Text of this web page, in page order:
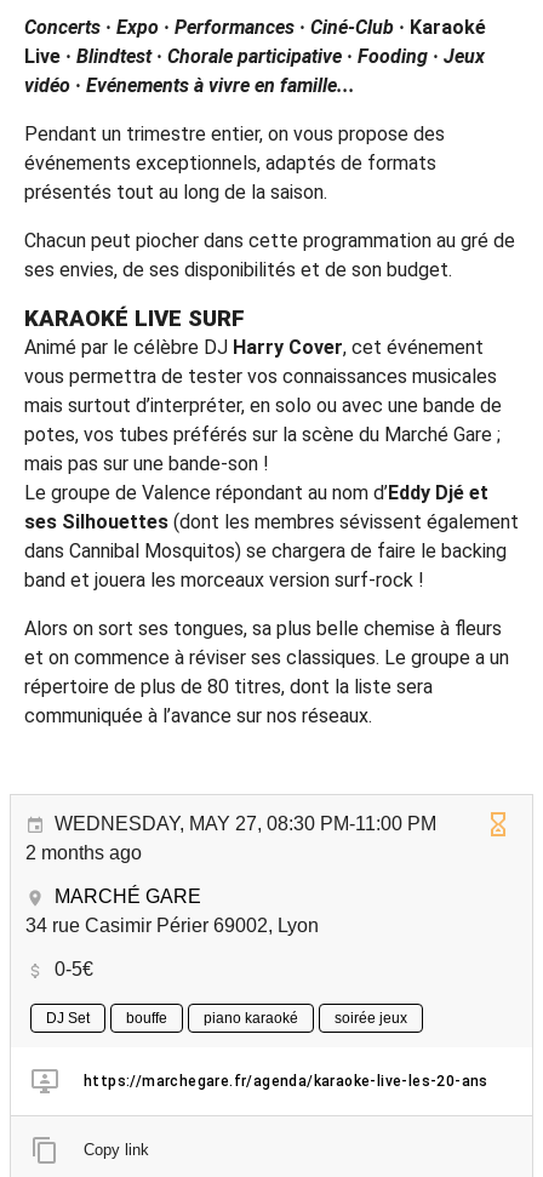
Concerts · Expo · Performances · Ciné-Club · Karaoké
Live · Blindtest · Chorale participative · Fooding · Jeux
vidéo · Evénements à vivre en famille...
Pendant un trimestre entier, on vous propose des
événements exceptionnels, adaptés de formats
présentés tout au long de la saison.
Chacun peut piocher dans cette programmation au gré de
ses envies, de ses disponibilités et de son budget.
KARAOKÉ LIVE SURF
Animé par le célèbre DJ Harry Cover, cet événement
vous permettra de tester vos connaissances musicales
mais surtout d’interpréter, en solo ou avec une bande de
potes, vos tubes préférés sur la scène du Marché Gare ;
mais pas sur une bande-son !
Le groupe de Valence répondant au nom d’Eddy Djé et
ses Silhouettes (dont les membres sévissent également
dans Cannibal Mosquitos) se chargera de faire le backing
band et jouera les morceaux version surf-rock !
Alors on sort ses tongues, sa plus belle chemise à fleurs
et on commence à réviser ses classiques. Le groupe a un
répertoire de plus de 80 titres, dont la liste sera
communiquée à l’avance sur nos réseaux.
WEDNESDAY, MAY 27, 08:30 PM-11:00 PM
2 months ago
MARCHÉ GARE
34 rue Casimir Périer 69002, Lyon
0-5€
DJ Set bouffe piano karaoké soirée jeux
https://marchegare.fr/agenda/karaoke-live-les-20-ans
Copy link